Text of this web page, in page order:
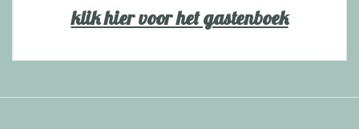
klik hier voor het gastenboek